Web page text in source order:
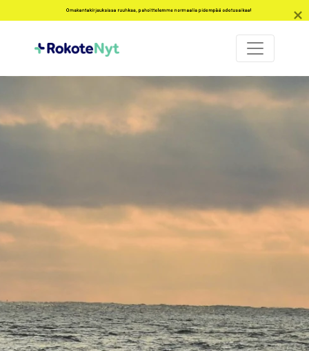
Omakantakirjauksissa ruuhkaa, pahoittelemme normaalia pidempää odotusaikaa!